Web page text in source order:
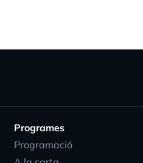
Programes
Programació